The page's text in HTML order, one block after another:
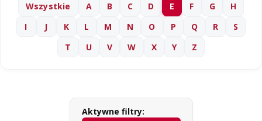
Wszystkie A B C D E F G
H
I
J K L M N O P Q R
S
T
U V W X Y Z
Aktywne filtry: